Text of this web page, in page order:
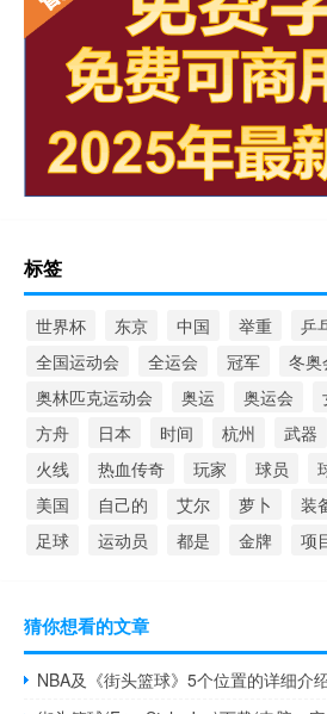
标签
世界杯 东京 中国 举重 乒
全国运动会
全运会 冠军 冬奥
奥林匹克运动会
奥运 奥运会
方舟
日本 时间 杭州 武器
火线
热血传奇 玩家 球员
美国
自己的 艾尔 萝卜 装
足球
运动员 都是 金牌 项
猜你想看的文章
NBA及《街头篮球》5个位置的详细介